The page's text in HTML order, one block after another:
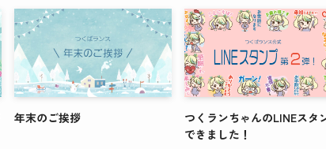
年末のご挨拶
つくランちゃんのLINEスタ
できました！